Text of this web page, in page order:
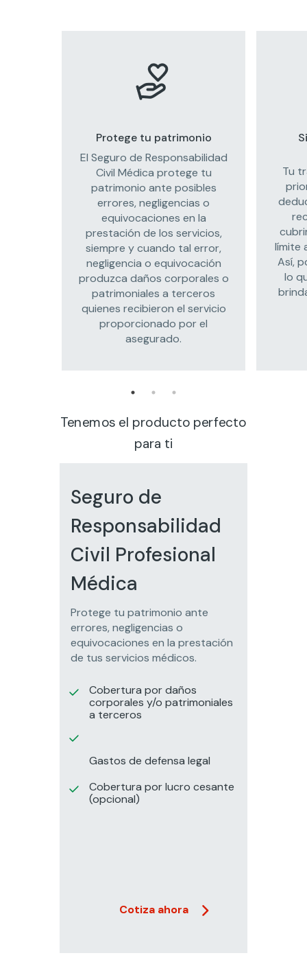
Tenemos el producto perfecto
para ti
Seguro de
Responsabilidad
Civil Profesional
Médica
Protege tu patrimonio ante
errores, negligencias o
equivocaciones en la prestación
de tus servicios médicos.
Cobertura por daños
corporales y/o patrimoniales
a terceros
Gastos de defensa legal
Cotiza ahora
Cobertura por lucro cesante
(opcional)
Protege tu patrimonio
El Seguro de Responsabilidad
Civil Médica protege tu
patrimonio ante posibles
errores, negligencias o
equivocaciones en la
prestación de los servicios,
siempre y cuando tal error,
negligencia o equivocación
produzca daños corporales o
patrimoniales a terceros
quienes recibieron el servicio
proporcionado por el
asegurado.
Tu
límite
Así,
lo